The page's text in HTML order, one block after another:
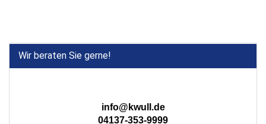
Wir beraten Sie gerne!
info@kwull.de
04137-353-9999